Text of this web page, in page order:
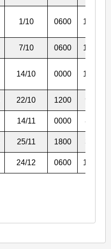
1/10 0600 16.2
7/10 0600 17.7
14/10 0000 17.4
22/10 1200 9.0
14/11 0000 8.1
25/11 1800 3.4
24/12 0600 10.0